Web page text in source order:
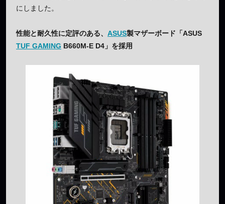
にしました。
性能と耐久性に定評のある、 ASUS製マザーボード「ASUS
TUF GAMING B660M-E D4」を採用